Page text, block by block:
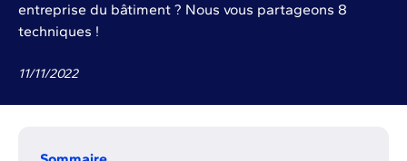
entreprise du bâtiment ? Nous vous partageons 8
techniques !
11/11/2022